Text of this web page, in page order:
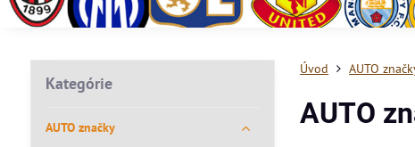
Úvod AUTO
AUTO
Kategórie
AUTO značky